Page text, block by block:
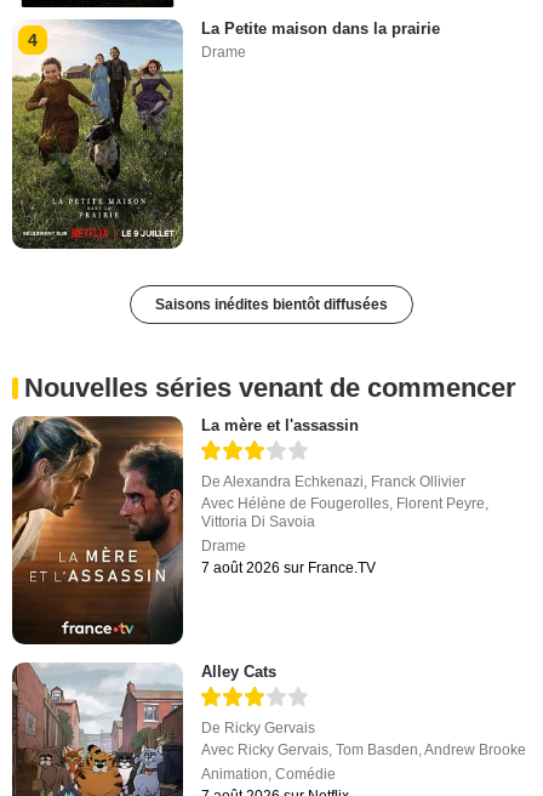
4
La Petite maison dans la prairie
Drame
Saisons inédites bientôt diffusées
Nouvelles séries venant de commencer
La mère et l'assassin
DeAlexandra Echkenazi Franck Ollivier
Avec Hélène de Fougerolles Florent Peyre
Vittoria Di Savoia
Drame
7 août 2026 sur France.TV
Alley Cats
De Ricky Gervais
Avec Ricky Gervais,Tom Basden,Andrew Brooke
Animation,Comédie